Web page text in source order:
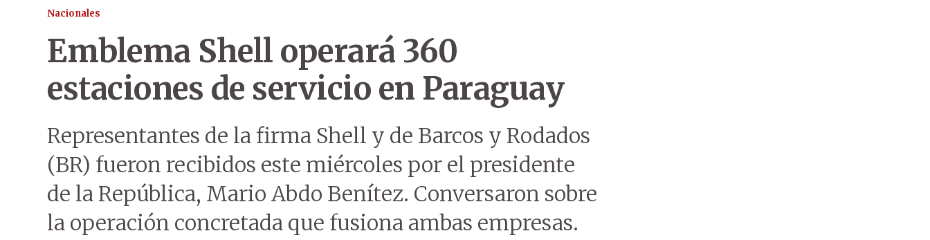
Nacionales
Emblema Shell operará 360
estaciones de servicio en Paraguay
Representantes de la firma Shell y de Barcos y Rodados
(BR) fueron recibidos este miércoles por el presidente
de la República, Mario Abdo Benítez. Conversaron sobre
la operación concretada que fusiona ambas empresas.